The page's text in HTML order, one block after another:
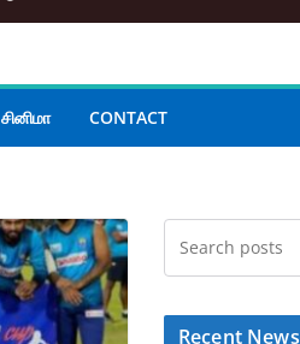
சினிமா CONTACT
Recent News